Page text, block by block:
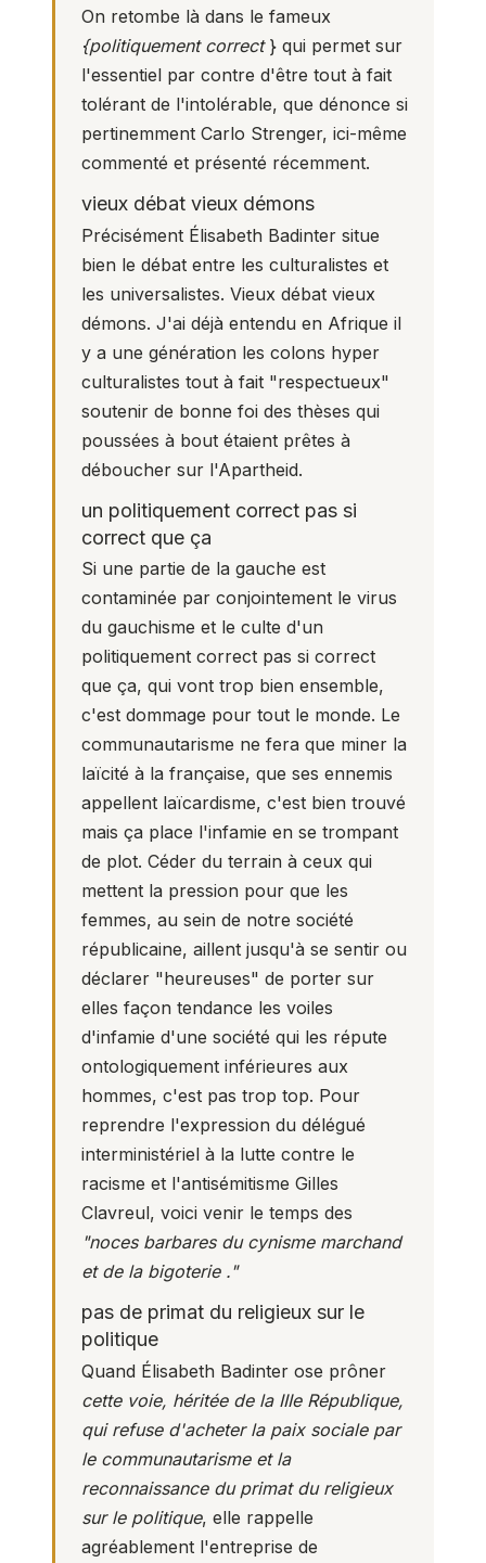
On retombe là dans le fameux
{politiquement correct} qui permet sur
l'essentiel par contre d'être tout à fait
tolérant de l'intolérable, que dénonce si
pertinemment Carlo Strenger, ici-même
commenté et présenté récemment.
vieux débat vieux démons
Précisément Élisabeth Badinter situe
bien le débat entre les culturalistes et
les universalistes. Vieux débat vieux
démons. J'ai déjà entendu en Afrique il
y a une génération les colons hyper
culturalistes tout à fait "respectueux"
soutenir de bonne foi des thèses qui
poussées à bout étaient prêtes à
déboucher sur l'Apartheid.
un politiquement correct pas si
correct que ça
Si une partie de la gauche est
contaminée par conjointement le virus
du gauchisme et le culte d'un
politiquement correct pas si correct
que ça, qui vont trop bien ensemble,
c'est dommage pour tout le monde. Le
communautarisme ne fera que miner la
laïcité à la française, que ses ennemis
appellent laïcardisme, c'est bien trouvé
mais ça place l'infamie en se trompant
de plot. Céder du terrain à ceux qui
mettent la pression pour que les
femmes, au sein de notre société
républicaine, aillent jusqu'à se sentir ou
déclarer "heureuses" de porter sur
elles façon tendance les voiles
d'infamie d'une société qui les répute
ontologiquement inférieures aux
hommes, c'est pas trop top. Pour
reprendre l'expression du délégué
interministériel à la lutte contre le
racisme et l'antisémitisme Gilles
Clavreul, voici venir le temps des
"noces barbares du cynisme marchand
et de la bigoterie ."
pas de primat du religieux sur le
politique
Quand Élisabeth Badinter ose prôner
cette voie, héritée de la IIIe République,
qui refuse d'acheter la paix sociale par
le communautarisme et la
reconnaissance du primat du religieux
sur le politique, elle rappelle
agréablement l'entreprise de